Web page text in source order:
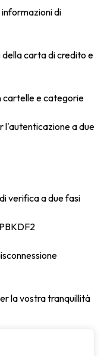
della carta di credito e
cartelle e categorie
l'autenticazione a due
verifica a due fasi
la vostra tranquillità